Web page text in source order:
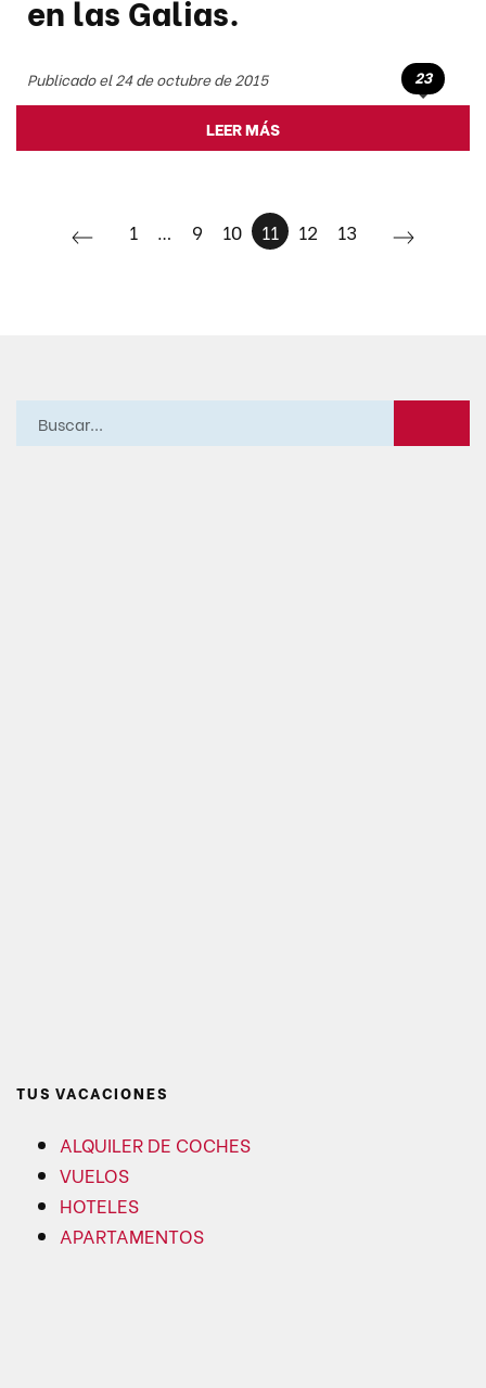
en las Galias.
Publicado el 24 de octubre de 2015 23
LEER MÁS
1 … 9 10 11 12 13
TUS VACACIONES
ALQUILER DE COCHES
VUELOS
HOTELES
APARTAMENTOS